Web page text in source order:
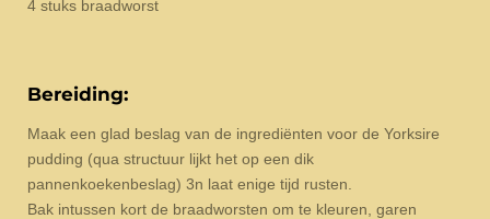
4 stuks braadworst
Bereiding:
Maak een glad beslag van de ingrediënten voor de Yorksire
pudding (qua structuur lijkt het op een dik
pannenkoekenbeslag) 3n laat enige tijd rusten.
Bak intussen kort de braadworsten om te kleuren, garen